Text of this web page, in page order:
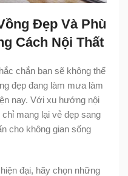
Đẹp Và Phù
Cách Nội Thất
chắn bạn sẽ không thể
đẹp đang làm mưa làm
nay. Với xu hướng nội
mang lại vẻ đẹp sang
cho không gian sống
đại, hãy chọn những